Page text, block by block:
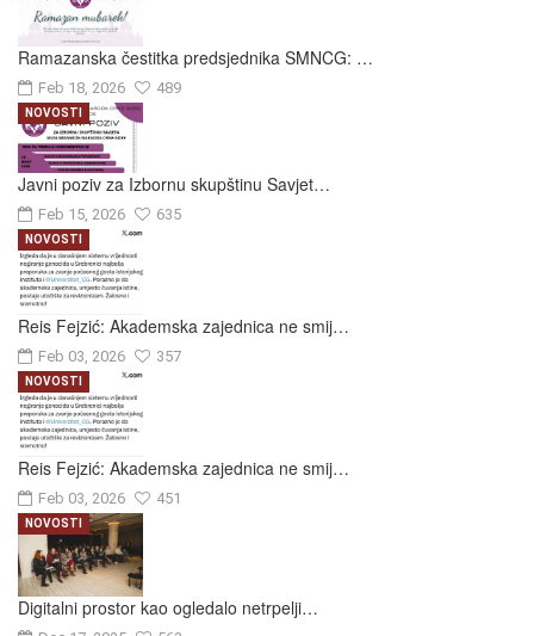
Ramazanska čestitka predsjednika SMNCG: …
Feb 18, 2026 489
Javni poziv za Izbornu skupštinu Savjet…
Feb 15, 2026 635
NOVOSTI
Reis Fejzić: Akademska zajednica ne smij…
Feb 03, 2026 357
NOVOSTI
Reis Fejzić: Akademska zajednica ne smij…
Feb 03, 2026 451
NOVOSTI
Digitalni prostor kao ogledalo netrpelji…
NOVOSTI